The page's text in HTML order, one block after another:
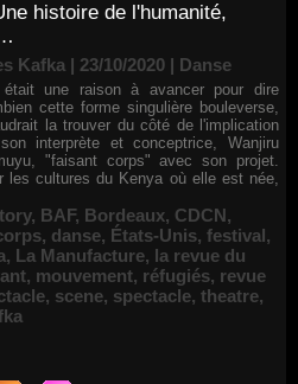
histoire de l'humanité,
Kafka | 23/10/2020 | Danse
une raison à avancer pour dire
cette forme singulière bouleverse,
la trouver du côté de l'implication
interprète et conceptrice, Wanjiru
"faisant corps" avec son projet.
les cultures du Kenya où elle est née,
, BAF, Bordeaux, CDCN,
, danse, États-Unis, festival,
, La Manufacture, la revue du
, mouvement, réfugiés, revue
, scene, spectacle, theatre,